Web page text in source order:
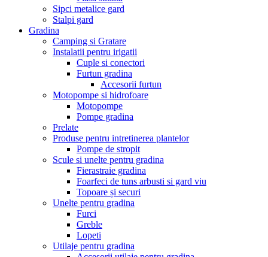
Sipci metalice gard
Stalpi gard
Gradina
Camping si Gratare
Instalatii pentru irigatii
Cuple si conectori
Furtun gradina
Accesorii furtun
Motopompe si hidrofoare
Motopompe
Pompe gradina
Prelate
Produse pentru intretinerea plantelor
Pompe de stropit
Scule si unelte pentru gradina
Fierastraie gradina
Foarfeci de tuns arbusti si gard viu
Topoare și securi
Unelte pentru gradina
Furci
Greble
Lopeti
Utilaje pentru gradina